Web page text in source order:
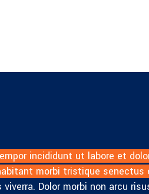
incididunt ut labore et
morbi tristique senectus
Dolor morbi non arcu